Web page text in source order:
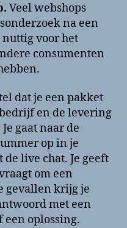
Veel webshops
na een
voor het
consumenten
dat je een pakket
en de levering
gaat naar de
op in je
live chat. Je geeft
om een
gevallen krijg je
met een
oplossing.